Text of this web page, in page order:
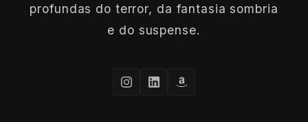
profundas do terror, da fantasia sombria
e do suspense.